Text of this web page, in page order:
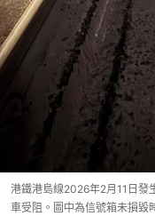
港鐵港島線2026年2月11日發
車受阻。圖中為信號箱未損毀